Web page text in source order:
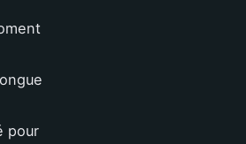
pour